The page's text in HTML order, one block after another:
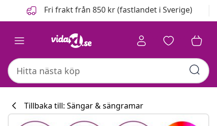
FöregåendeFri frakt från 850 kr (fastlandet i Sverige)
Tillbaka till: Sängar & sängramar